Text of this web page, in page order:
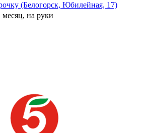
(Белогорск, Юбилейная, 17)
месяц, на руки